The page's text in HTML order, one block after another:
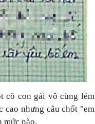
cô con gái vô cùng lém
cao nhưng câu chốt "em
mức nào.